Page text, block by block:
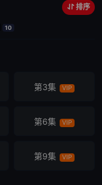
排序
10
第3集 VIP
第6集 VIP
第9集 VIP